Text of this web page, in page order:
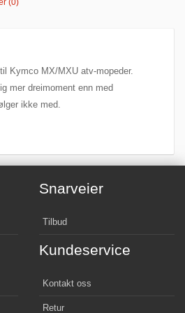
(0)
Kymco MX/MXU atv-mopeder.
mer dreimoment enn med
ikke med.
Snarveier
Tilbud
Kundeservice
Kontakt oss
Retur